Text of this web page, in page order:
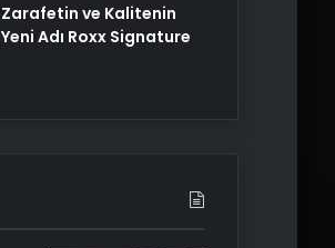
Zarafetin ve Kalitenin
Yeni Adı Roxx Signature